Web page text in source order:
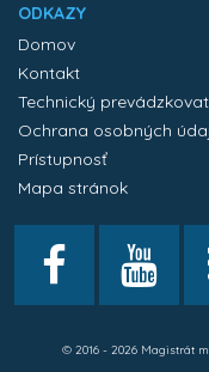
ODKAZY
Domov
Kontakt
Technický
Ochrana osobných
Prístupnosť
Mapa stránok
© 2016 - 2026 Magistrát